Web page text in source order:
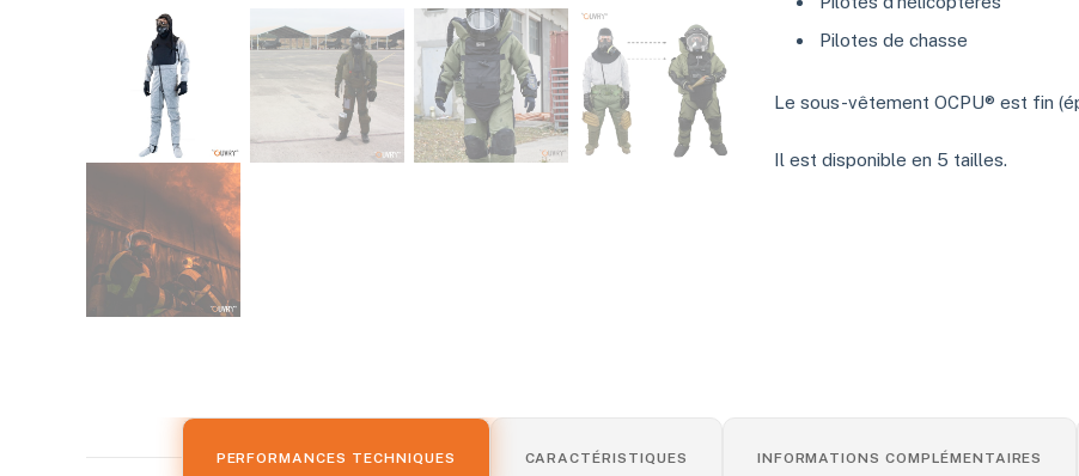
Pilotes de chasse
Le sous-vêtement OCPU® est fin
Il est disponible en 5 tailles.
PERFORMANCES TECHNIQUES CARACTÉRISTIQUES INFORMATIONS COMPLÉMENTAIRES